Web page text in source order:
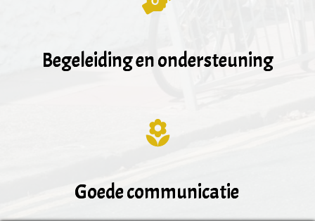
Begeleiding en ondersteuning
Goede communicatie